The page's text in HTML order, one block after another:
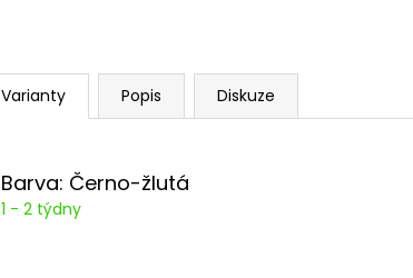
Varianty Popis Diskuze
Barva: Černo-žlutá
1 - 2 týdny